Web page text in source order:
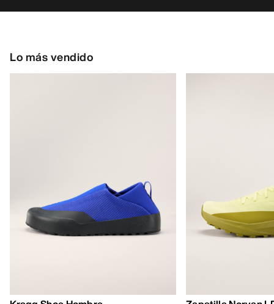
Lo más vendido